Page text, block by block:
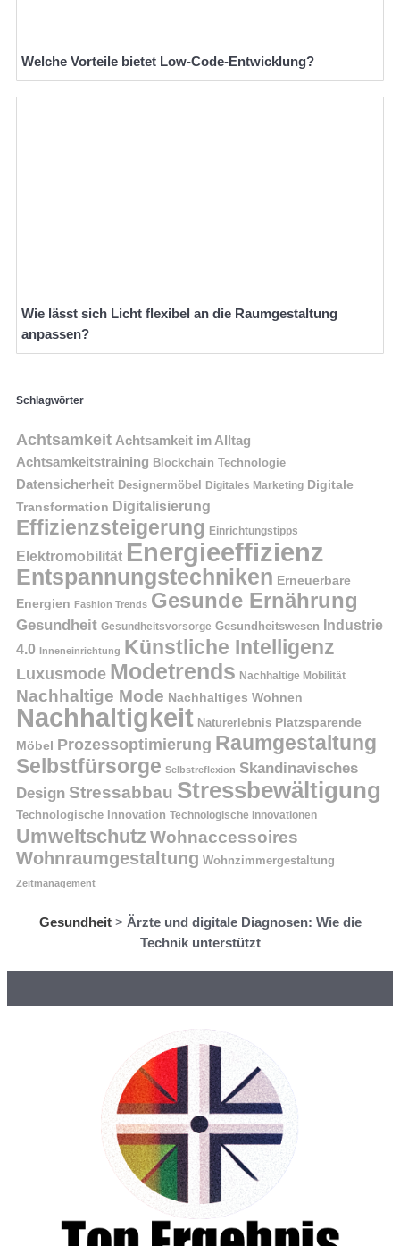
Welche Vorteile bietet Low-Code-Entwicklung?
Wie lässt sich Licht flexibel an die Raumgestaltung
anpassen?
Schlagwörter
Achtsamkeit Achtsamkeit im Alltag
Achtsamkeitstraining Blockchain Technologie
Datensicherheit Designermöbel Digitales Marketing Digitale
Transformation Digitalisierung
Effizienzsteigerung Einrichtungstipps
Elektromobilität Energieeffizienz
Entspannungstechniken Erneuerbare
Energien Fashion Trends Gesunde Ernährung
Gesundheit Gesundheitsvorsorge Gesundheitswesen Industrie
4.0 Inneneinrichtung Künstliche Intelligenz
Luxusmode Modetrends Nachhaltige Mobilität
Nachhaltige Mode Nachhaltiges Wohnen
Nachhaltigkeit Naturerlebnis Platzsparende
Möbel
Prozessoptimierung Raumgestaltung
Selbstfürsorge Selbstreflexion Skandinavisches
Design Stressabbau Stressbewältigung
Technologische Innovation Technologische Innovationen
Umweltschutz Wohnaccessoires
Wohnraumgestaltung Wohnzimmergestaltung
Zeitmanagement
Gesundheit> Ärzte und digitale Diagnosen: Wie die
Technik unterstützt